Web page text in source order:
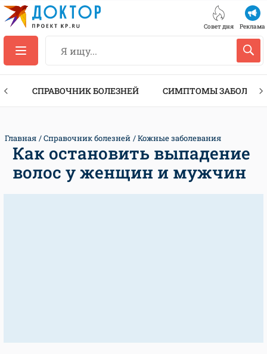
Совет дня Реклама
СПРАВОЧНИК БОЛЕЗНЕЙ СИМПТОМЫ
Главная Справочник болезней Кожные заболевания
Как остановить выпадение
волос у женщин и мужчин